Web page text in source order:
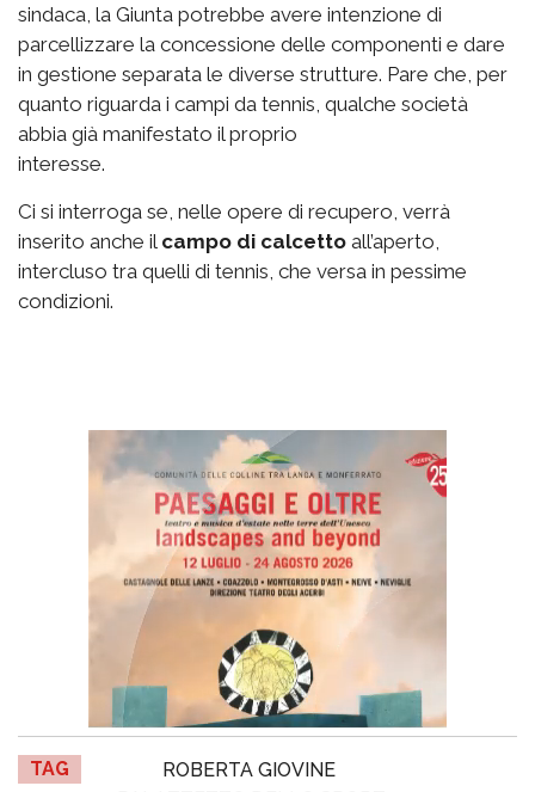
sindaca, la Giunta potrebbe avere intenzione di
parcellizzare la concessione delle componenti e dare
in gestione separata le diverse strutture. Pare che, per
quanto riguarda i campi da tennis, qualche società
abbia già manifestato il proprio
interesse.
Ci si interroga se, nelle opere di recupero, verrà
inserito anche il campo di calcetto all’aperto,
intercluso tra quelli di tennis, che versa in pessime
condizioni.
TAG
ROBERTA GIOVINE